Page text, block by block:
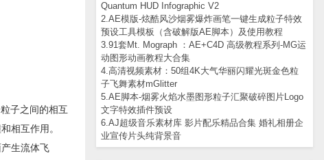
Quantum HUD Infographic V2
2.AE模版-炫酷风沙烟雾爆炸画笔一键生成粒子特效
预设工具模板（含破解版AE脚本）及使用教程
3.91套Mt. Mograph ：AE+C4D 高级教程系列-MG运
动图形动画教程大合集
4.高清视频素材：50组4K大气华丽闪耀光斑金色粒
子飞舞素材mGlitter
5.AE脚本-烟雾火焰水墨图形粒子汇聚破碎图片Logo
文字特效插件预设
6.AJ超级音乐素材库 影片配乐精品合集 婚礼相册企
业宣传片头纯背景音
子之间的相互
相互作用。
生流体飞